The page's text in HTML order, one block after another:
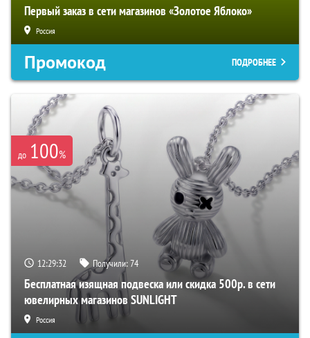
Первый заказ в сети магазинов «Золотое Яблоко»
Россия
Промокод ПОДРОБНЕЕ
до 100%
12:29:31 Получили:74
Бесплатная изящная подвеска или скидка 500р. в сети
ювелирных магазинов SUNLIGHT
Россия